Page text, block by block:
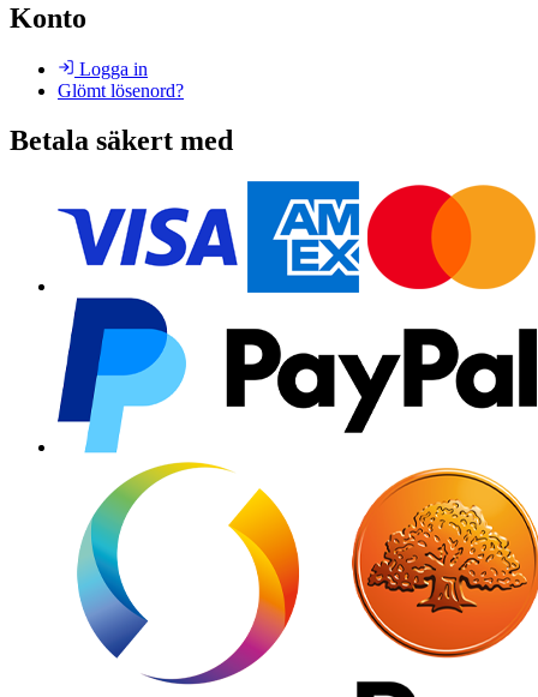
Konto
Logga in
Glömt lösenord?
Betala säkert med